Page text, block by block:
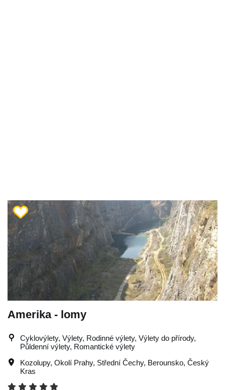
Amerika - lomy
Cyklovýlety, Výlety, Rodinné výlety, Výlety do přírody,
Půldenní výlety, Romantické výlety
Kozolupy, Okolí Prahy, Střední Čechy, Berounsko, Český
Kras